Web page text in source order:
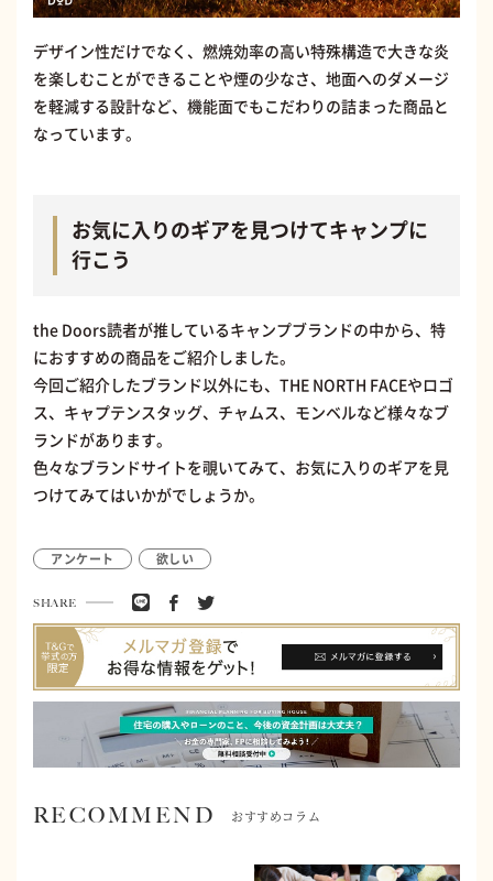
デザイン性だけでなく、燃焼効率の高い特殊構造で大きな炎
を楽しむことができることや煙の少なさ、地面へのダメージ
を軽減する設計など、機能面でもこだわりの詰まった商品と
なっています。
お気に入りのギアを見つけてキャンプに
行こう
the Doors読者が推しているキャンプブランドの中から、特
におすすめの商品をご紹介しました。
今回ご紹介したブランド以外にも、THE NORTH FACEやロゴ
ス、キャプテンスタッグ、チャムス、モンベルなど様々なブ
ランドがあります。
色々なブランドサイトを覗いてみて、お気に入りのギアを見
つけてみてはいかがでしょうか。
アンケート 欲しい
SHARE
RECOMMEND おすすめコラム